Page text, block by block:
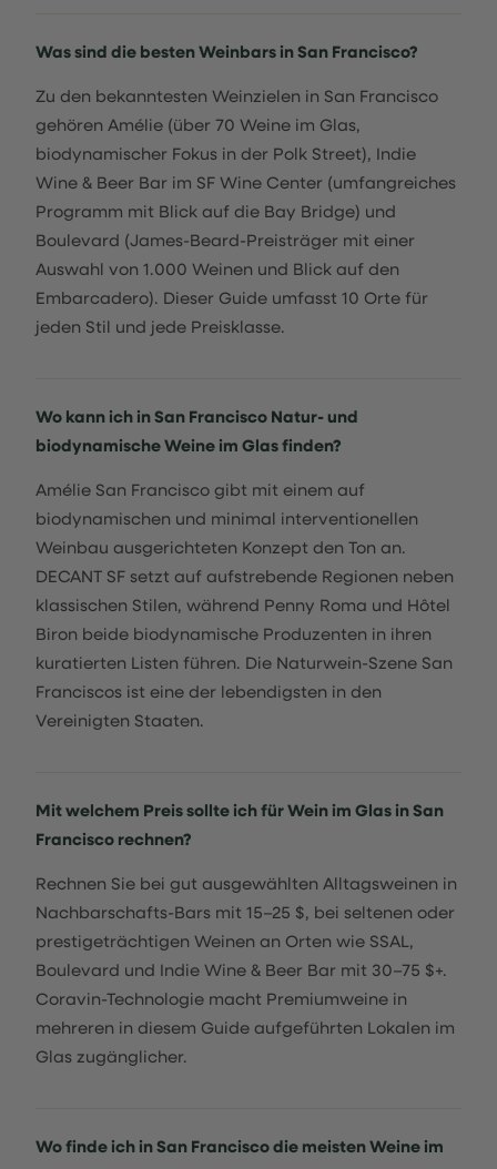
Was sind die besten Weinbars in San Francisco?
Zu den bekanntesten Weinzielen in San Francisco
gehören Amélie (über 70 Weine im Glas,
biodynamischer Fokus in der Polk Street), Indie
Wine & Beer Bar im SF Wine Center (umfangreiches
Programm mit Blick auf die Bay Bridge) und
Boulevard (James-Beard-Preisträger mit einer
Auswahl von 1.000 Weinen und Blick auf den
Embarcadero). Dieser Guide umfasst 10 Orte für
jeden Stil und jede Preisklasse.
Wo kann ich in San Francisco Natur- und
biodynamische Weine im Glas finden?
Amélie San Francisco gibt mit einem auf
biodynamischen und minimal interventionellen
Weinbau ausgerichteten Konzept den Ton an.
DECANT SF setzt auf aufstrebende Regionen neben
klassischen Stilen, während Penny Roma und Hôtel
Biron beide biodynamische Produzenten in ihren
kuratierten Listen führen. Die Naturwein-Szene San
Franciscos ist eine der lebendigsten in den
Vereinigten Staaten.
Mit welchem Preis sollte ich für Wein im Glas in San
Francisco rechnen?
Rechnen Sie bei gut ausgewählten Alltagsweinen in
Nachbarschafts-Bars mit 15–25 $, bei seltenen oder
prestigeträchtigen Weinen an Orten wie SSAL,
Boulevard und Indie Wine & Beer Bar mit 30–75 $+.
Coravin-Technologie macht Premiumweine in
mehreren in diesem Guide aufgeführten Lokalen im
Glas zugänglicher.
Wo finde ich in San Francisco die meisten Weine im